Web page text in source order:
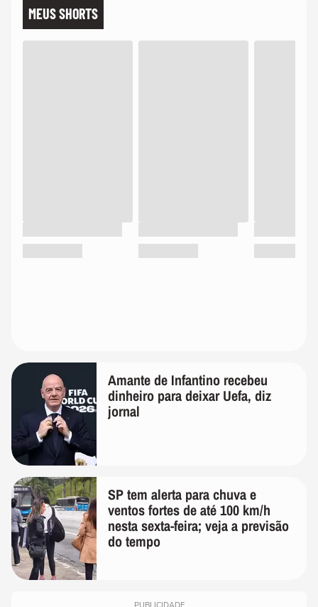
MEUS SHORTS
Amante de Infantino recebeu
dinheiro para deixar Uefa, diz
jornal
SP tem alerta para chuva e
ventos fortes de até 100 km/h
nesta sexta-feira; veja a previsão
do tempo